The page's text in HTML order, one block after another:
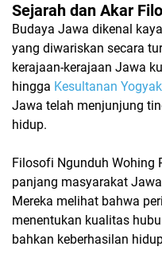
Sejarah dan Akar
Budaya Jawa dikenal
yang diwariskan secara
kerajaan-kerajaan Jawa
hingga Kesultanan
Jawa telah menjunjung
hidup.
Filosofi Ngunduh Wohing
panjang masyarakat
Mereka melihat bahwa
menentukan kualitas
bahkan keberhasilan